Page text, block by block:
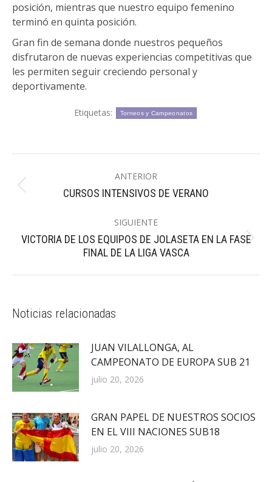
posición, mientras que nuestro equipo femenino
terminó en quinta posición.
Gran fin de semana donde nuestros pequeños
disfrutaron de nuevas experiencias competitivas que
les permiten seguir creciendo personal y
deportivamente.
Etiquetas: Torneos y Campeonatos
entre
ANTERIOR
Publicación
CURSOS INTENSIVOS DE VERANO
SIGUIENTE
Publicación
siguiente:
VICTORIA DE LOS EQUIPOS DE JOLASETA EN LA FASE
FINAL DE LA LIGA VASCA
Noticias relacionadas
JUAN VILALLONGA, AL
CAMPEONATO DE EUROPA SUB 21
julio 20, 2026
GRAN PAPEL DE NUESTROS SOCIOS
EN EL VIII NACIONES SUB18
julio 20, 2026